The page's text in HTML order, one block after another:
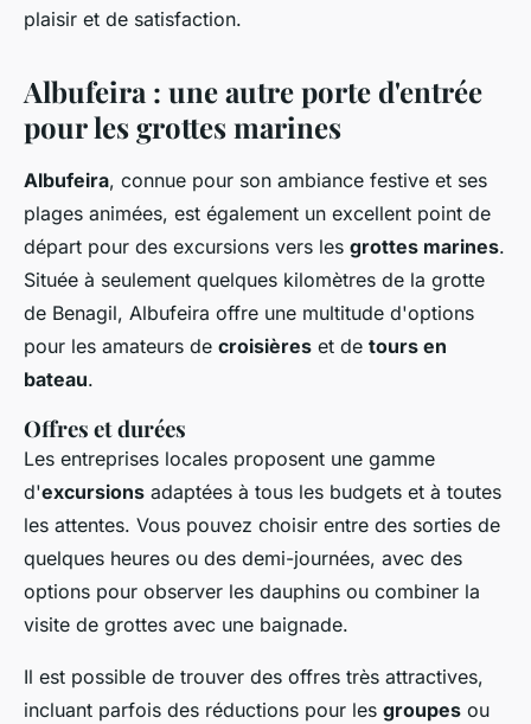
plaisir et de satisfaction.
Albufeira : une autre porte d'entrée
pour les grottes marines
Albufeira, connue pour son ambiance festive et ses
plages animées, est également un excellent point de
départ pour des excursions vers les grottes marines.
Située à seulement quelques kilomètres de la grotte
de Benagil, Albufeira offre une multitude d'options
pour les amateurs de croisières et de tours en
bateau.
Offres et durées
Les entreprises locales proposent une gamme
d'excursions adaptées à tous les budgets et à toutes
les attentes. Vous pouvez choisir entre des sorties de
quelques heures ou des demi-journées, avec des
options pour observer les dauphins ou combiner la
visite de grottes avec une baignade.
Il est possible de trouver des offres très attractives,
incluant parfois des réductions pour les groupes ou